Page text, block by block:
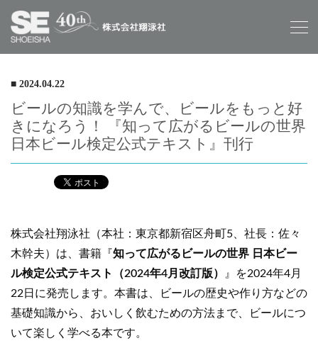
■ 2024.04.22
ビールの知識を学んで、ビールをもっと好
きになろう！ 『知って広がるビールの世界
日本ビール検定公式テキスト』刊行
株式会社翔泳社（本社：東京都新宿区舟町5、社長：佐々
木幹夫）は、書籍『 知って広がるビールの世界 日本ビー
ル検定公式テキスト（2024年4月改訂版）
』を2024年4月
22日に発売します。本書は、ビールの歴史や作り方などの
基礎知識から、おいしく飲むための方法まで、ビールにつ
いて楽しく学べる本です。